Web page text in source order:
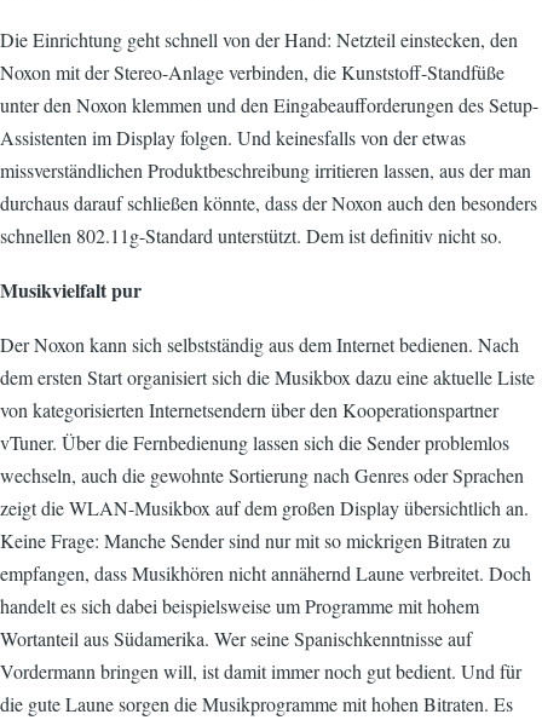
Die Einrichtung geht schnell von der Hand: Netzteil einstecken, den
Noxon mit der Stereo-Anlage verbinden, die Kunststoff-Standfüße
unter den Noxon klemmen und den Eingabeaufforderungen des Setup-
Assistenten im Display folgen. Und keinesfalls von der etwas
missverständlichen Produktbeschreibung irritieren lassen, aus der man
durchaus darauf schließen könnte, dass der Noxon auch den besonders
schnellen 802.11g-Standard unterstützt. Dem ist definitiv nicht so.
Musikvielfalt pur
Der Noxon kann sich selbstständig aus dem Internet bedienen. Nach
dem ersten Start organisiert sich die Musikbox dazu eine aktuelle Liste
von kategorisierten Internetsendern über den Kooperationspartner
vTuner. Über die Fernbedienung lassen sich die Sender problemlos
wechseln, auch die gewohnte Sortierung nach Genres oder Sprachen
zeigt die WLAN-Musikbox auf dem großen Display übersichtlich an.
Keine Frage: Manche Sender sind nur mit so mickrigen Bitraten zu
empfangen, dass Musikhören nicht annähernd Laune verbreitet. Doch
handelt es sich dabei beispielsweise um Programme mit hohem
Wortanteil aus Südamerika. Wer seine Spanischkenntnisse auf
Vordermann bringen will, ist damit immer noch gut bedient. Und für
die gute Laune sorgen die Musikprogramme mit hohen Bitraten. Es